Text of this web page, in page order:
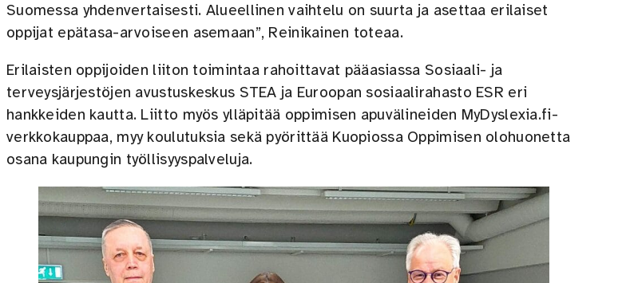
Suomessa yhdenvertaisesti. Alueellinen vaihtelu on suurta ja asettaa erilaiset
oppijat epätasa-arvoiseen asemaan”, Reinikainen toteaa.
Erilaisten oppijoiden liiton toimintaa rahoittavat pääasiassa Sosiaali- ja
terveysjärjestöjen avustuskeskus STEA ja Euroopan sosiaalirahasto ESR eri
hankkeiden kautta. Liitto myös ylläpitää oppimisen apuvälineiden MyDyslexia.fi-
verkkokauppaa, myy koulutuksia sekä pyörittää Kuopiossa Oppimisen olohuonetta
osana kaupungin työllisyyspalveluja.